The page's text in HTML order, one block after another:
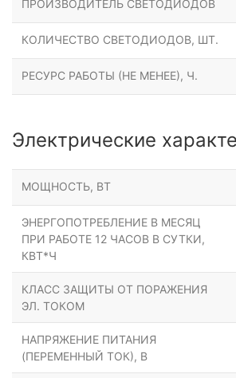
ПРОИЗВОДИТЕЛЬ СВЕТОДИОДОВ
КОЛИЧЕСТВО СВЕТОДИОДОВ, ШТ.
РЕСУРС РАБОТЫ (НЕ МЕНЕЕ), Ч.
Электрические
МОЩНОСТЬ, ВТ
ЭНЕРГОПОТРЕБЛЕНИЕ В МЕСЯЦ
ПРИ РАБОТЕ 12 ЧАСОВ В СУТКИ,
КВТ*Ч
КЛАСС ЗАЩИТЫ ОТ ПОРАЖЕНИЯ
ЭЛ. ТОКОМ
НАПРЯЖЕНИЕ ПИТАНИЯ
(ПЕРЕМЕННЫЙ ТОК), В